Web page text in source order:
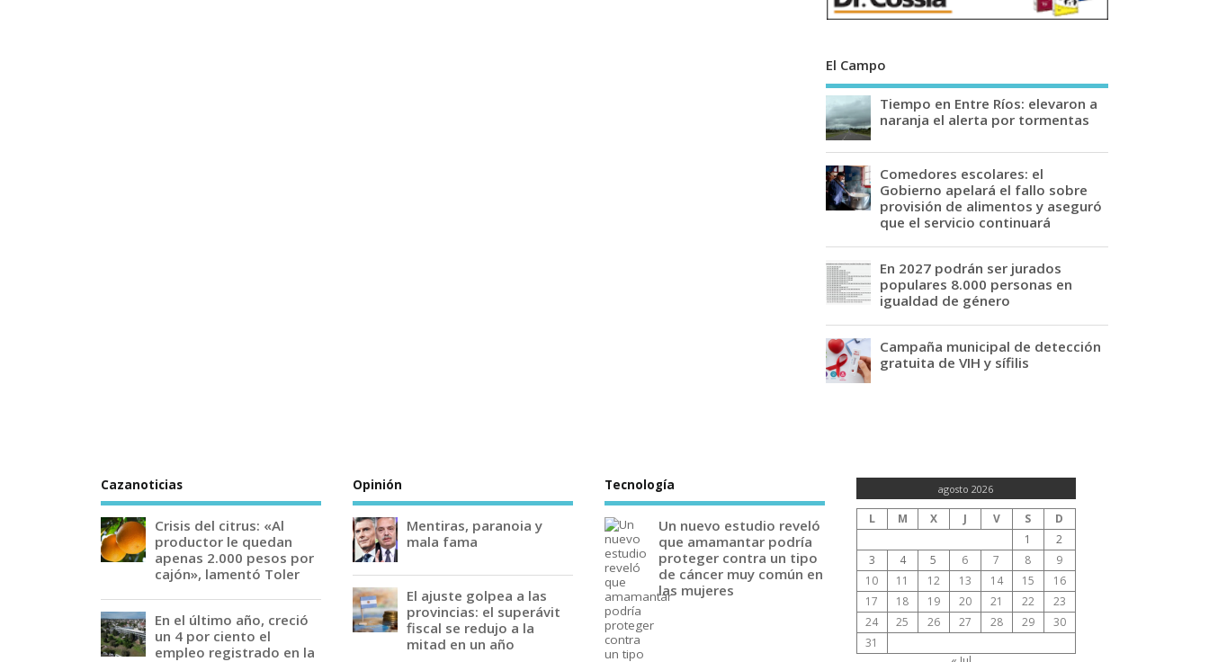
El Campo
Tiempo en Entre Ríos: elevaron a
naranja el alerta por tormentas
Comedores escolares: el
Gobierno apelará el fallo sobre
provisión de alimentos y aseguró
que el servicio continuará
En 2027 podrán ser jurados
populares 8.000 personas en
igualdad de género
Campaña municipal de detección
gratuita de VIH y sífilis
Cazanoticias
Crisis del citrus: «Al
productor le quedan
apenas 2.000 pesos por
cajón», lamentó Toler
En el último año, creció
un 4 por ciento el
empleo registrado en la
Opinión
Mentiras, paranoia y
mala fama
El ajuste golpea a las
provincias: el superávit
fiscal se redujo a la
mitad en un año
Tecnología
Un nuevo estudio reveló
que amamantar podría
proteger contra un tipo
de cáncer muy común en
las mujeres
agosto 2026
L M X J V S
D
1
2
3
4 5 6 7 8
9
10
11 12 13 14 15
16
17
18 19 20 21 22
23
24
25 26 27 28 29
30
31